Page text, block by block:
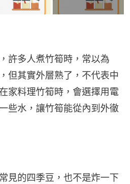
許多人煮竹筍時，常以為
但其實外層熟了，不代表中
家料理竹筍時，會選擇用電
些水，讓竹筍能從內到外徹
見的四季豆，也不是炸一下